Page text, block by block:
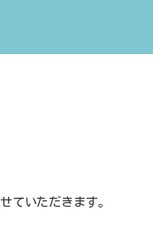
ていただきます。